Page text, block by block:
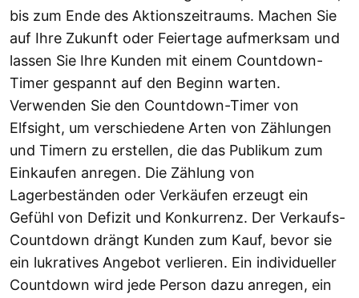
bis zum Ende des Aktionszeitraums. Machen Sie
auf Ihre Zukunft oder Feiertage aufmerksam und
lassen Sie Ihre Kunden mit einem Countdown-
Timer gespannt auf den Beginn warten.
Verwenden Sie den Countdown-Timer von
Elfsight, um verschiedene Arten von Zählungen
und Timern zu erstellen, die das Publikum zum
Einkaufen anregen. Die Zählung von
Lagerbeständen oder Verkäufen erzeugt ein
Gefühl von Defizit und Konkurrenz. Der Verkaufs-
Countdown drängt Kunden zum Kauf, bevor sie
ein lukratives Angebot verlieren. Ein individueller
Countdown wird jede Person dazu anregen, ein